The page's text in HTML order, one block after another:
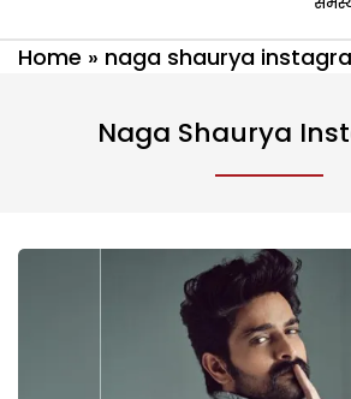
Home » naga shaurya
Naga Shaurya